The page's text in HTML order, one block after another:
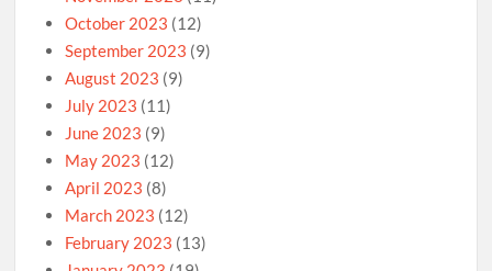
October 2023 (12)
September 2023 (9)
August 2023 (9)
July 2023 (11)
June 2023 (9)
May 2023 (12)
April 2023 (8)
March 2023 (12)
February 2023 (13)